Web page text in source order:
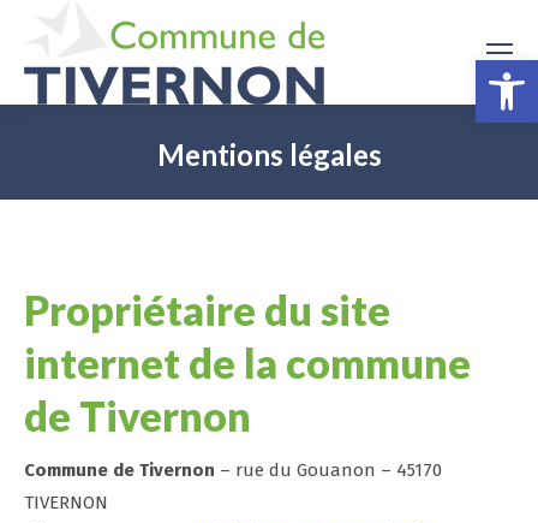
Mentions légales
Propriétaire du site
internet de la commune
de Tivernon
Commune de Tivernon – rue du Gouanon – 45170
TIVERNON